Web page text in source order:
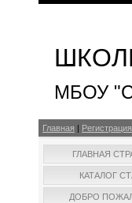
МБОУ
Главная Регистрация
ГЛАВНАЯ
КАТАЛОГ
ДОБРО